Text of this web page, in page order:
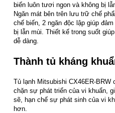
biến luôn tươi ngon và không bị
Ngăn mát bên trên lưu trữ chế
chế biến, 2 ngăn độc lập giúp
bị lẫn mùi. Thiết kế trong suốt
dễ dàng.
Thành tủ kháng
Tủ lạnh Mitsubishi CX46ER-BRW
chặn sự phát triển của vi khuẩn,
sẽ, hạn chế sự phát sinh của vi
hơn.